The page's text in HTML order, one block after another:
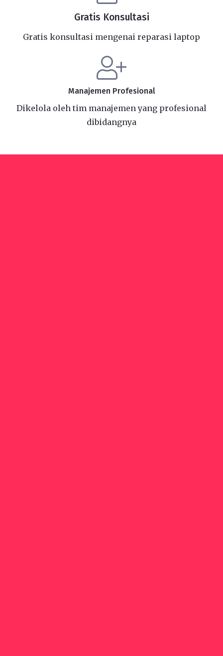
Gratis Konsultasi
Gratis konsultasi mengenai reparasi laptop
Manajemen Profesional
Dikelola oleh tim manajemen yang profesional
dibidangnya